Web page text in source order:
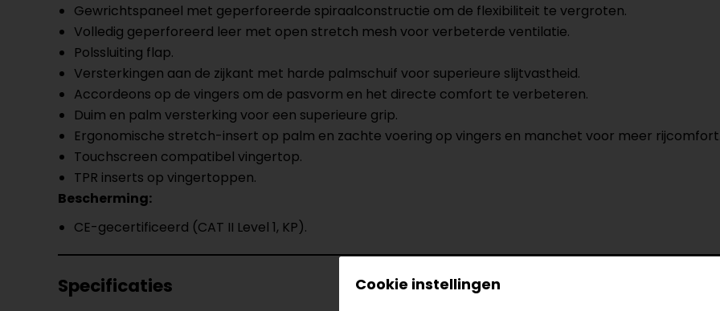
Gewrichtspaneel met geperforeerde spiraalconstructie om de flexibiliteit te vergroten.
Volledig geperforeerd leer met open stretch mesh voor verbeterde ventilatie.
Polssluiting flap.
Versterkingen aan de zijkant met harde palmschuif voor superieure slijtvastheid.
Accordeons op de vingers om de pasvorm en het directe comfort te verbeteren.
Duim en palm versterking voor een superieure grip.
Ergonomische stretch-insert op palm en zachte voering op vingers en manchet voor meer
Touchscreen compatibel vingertop.
TPR inserts op vingertoppen.
Bescherming:
CE-gecertificeerd (CAT II Level 1, KP).
Specificaties Cookie instellingen